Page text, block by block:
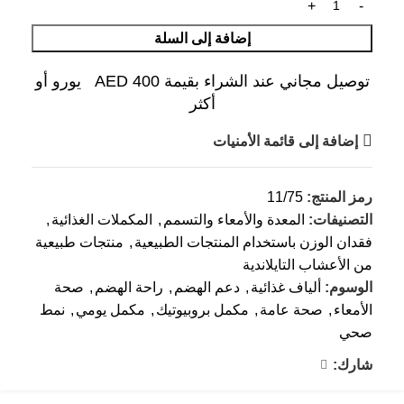
إضافة إلى السلة
توصيل مجاني عند الشراء بقيمة AED 400 يورو أو
أكثر
إضافة إلى قائمة الأمنيات
رمز المنتج: 11/75
التصنيفات: المعدة والأمعاء والتسمم , المكملات الغذائية ,
فقدان الوزن باستخدام المنتجات الطبيعية , منتجات طبيعية
من الأعشاب التايلاندية
الوسوم: ألياف غذائية , دعم الهضم , راحة الهضم , صحة
الأمعاء , صحة عامة , مكمل بروبيوتيك , مكمل يومي , نمط
صحي
شارك: